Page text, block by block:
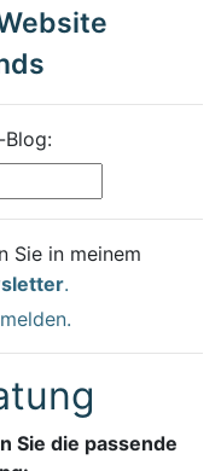
Blog:
Sie in meinem
.
Sie die passende